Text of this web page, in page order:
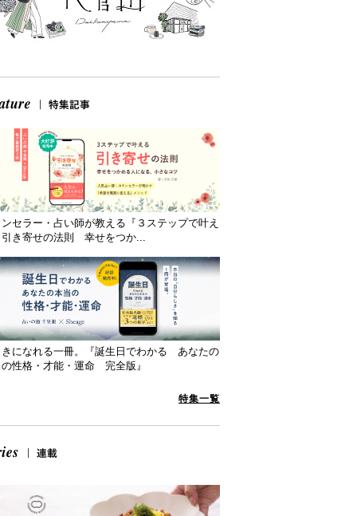
セラー・占い師が教える『３ステップで叶え
き寄せの法則 幸せをつか...
きになれる一冊。『誕生日でわかる あなたの
性格・才能・運命 完全版』
特集一覧